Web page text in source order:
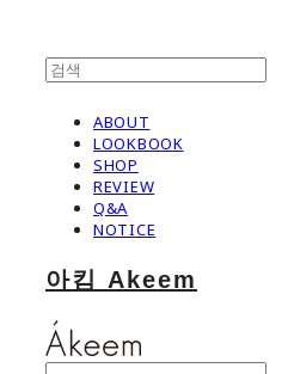
ABOUT
LOOKBOOK
SHOP
REVIEW
Q&A
NOTICE
아킴 Akeem